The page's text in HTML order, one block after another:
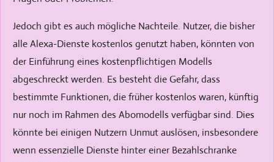
Jedoch gibt es auch mögliche Nachteile. Nutzer, die bisher
alle Alexa-Dienste kostenlos genutzt haben, könnten von
der Einführung eines kostenpflichtigen Modells
abgeschreckt werden. Es besteht die Gefahr, dass
bestimmte Funktionen, die früher kostenlos waren, künftig
nur noch im Rahmen des Abomodells verfügbar sind. Dies
könnte bei einigen Nutzern Unmut auslösen, insbesondere
wenn essenzielle Dienste hinter einer Bezahlschranke